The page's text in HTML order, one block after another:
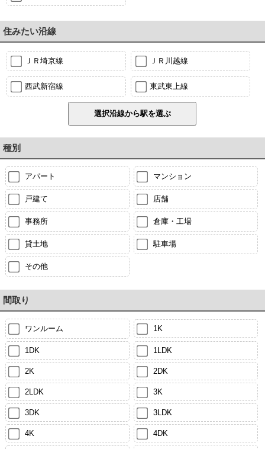
住みたい沿線
ＪＲ埼京線 ＪＲ川越線
西武新宿線 東武東上線
種別
アパート マンション
戸建て 店舗
事務所 倉庫・工場
貸土地 駐車場
その他
間取り
ワンルーム 1K
1DK 1LDK
2K 2DK
2LDK 3K
3DK 3LDK
4K 4DK